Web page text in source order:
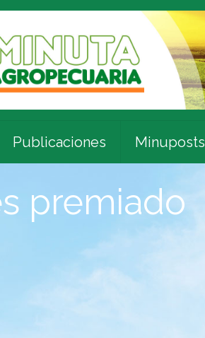
Publicaciones Minuposts
premiado